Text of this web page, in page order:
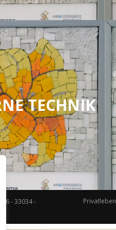
TECHNIK
- 33034 -
Privatleben